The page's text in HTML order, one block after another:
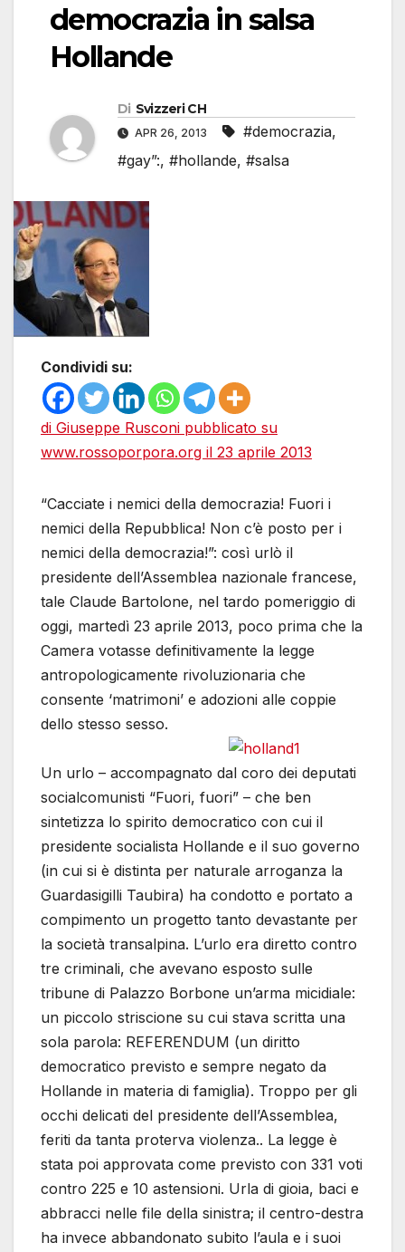
democrazia in salsa
Hollande
Di Svizzeri CH
APR 26, 2013 #democrazia,
#gay”:, #hollande, #salsa
Condividi su:
di Giuseppe Rusconi pubblicato su
www.rossoporpora.org il 23 aprile 2013
“Cacciate i nemici della democrazia! Fuori i
nemici della Repubblica! Non c’è posto per i
nemici della democrazia!”: così urlò il
presidente dell’Assemblea nazionale francese,
tale Claude Bartolone, nel tardo pomeriggio di
oggi, martedì 23 aprile 2013, poco prima che la
Camera votasse definitivamente la legge
antropologicamente rivoluzionaria che
consente ‘matrimoni’ e adozioni alle coppie
dello stesso sesso.
Un urlo – accompagnato dal coro dei deputati
socialcomunisti “Fuori, fuori” – che ben
sintetizza lo spirito democratico con cui il
presidente socialista Hollande e il suo governo
(in cui si è distinta per naturale arroganza la
Guardasigilli Taubira) ha condotto e portato a
compimento un progetto tanto devastante per
la società transalpina. L’urlo era diretto contro
tre criminali, che avevano esposto sulle
tribune di Palazzo Borbone un’arma micidiale:
un piccolo striscione su cui stava scritta una
sola parola: REFERENDUM (un diritto
democratico previsto e sempre negato da
Hollande in materia di famiglia). Troppo per gli
occhi delicati del presidente dell’Assemblea,
feriti da tanta proterva violenza.. La legge è
stata poi approvata come previsto con 331 voti
contro 225 e 10 astensioni. Urla di gioia, baci e
abbracci nelle file della sinistra; il centro-destra
ha invece abbandonato subito l’aula e i suoi